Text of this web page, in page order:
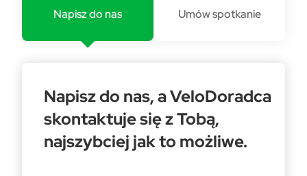
Napisz do nas Umów spotkanie
Napisz do nas, a VeloDoradca
skontaktuje się z Tobą,
najszybciej jak to możliwe.